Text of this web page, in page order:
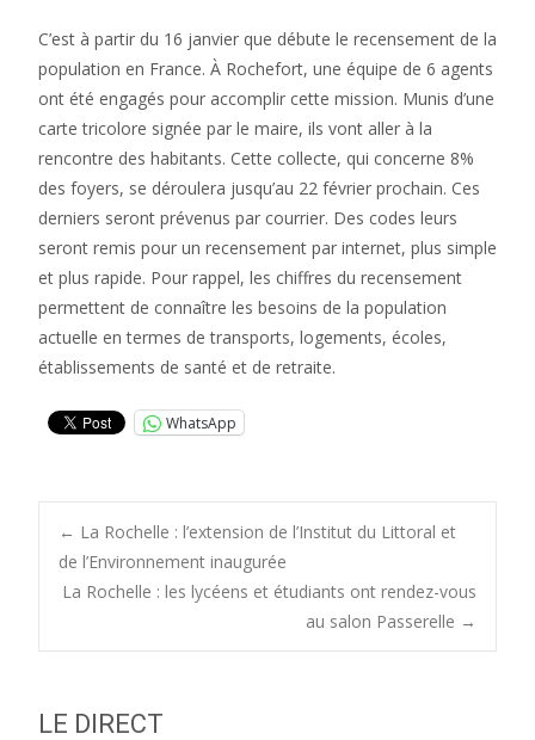
C’est à partir du 16 janvier que débute le recensement de la
population en France. À Rochefort, une équipe de 6 agents
ont été engagés pour accomplir cette mission. Munis d’une
carte tricolore signée par le maire, ils vont aller à la
rencontre des habitants. Cette collecte, qui concerne 8%
des foyers, se déroulera jusqu’au 22 février prochain. Ces
derniers seront prévenus par courrier. Des codes leurs
seront remis pour un recensement par internet, plus simple
et plus rapide. Pour rappel, les chiffres du recensement
permettent de connaître les besoins de la population
actuelle en termes de transports, logements, écoles,
établissements de santé et de retraite.
WhatsApp
Post
navigation
← La Rochelle : l’extension de l’Institut du Littoral et
de l’Environnement inaugurée
La Rochelle : les lycéens et étudiants ont rendez-vous
au salon Passerelle →
LE DIRECT